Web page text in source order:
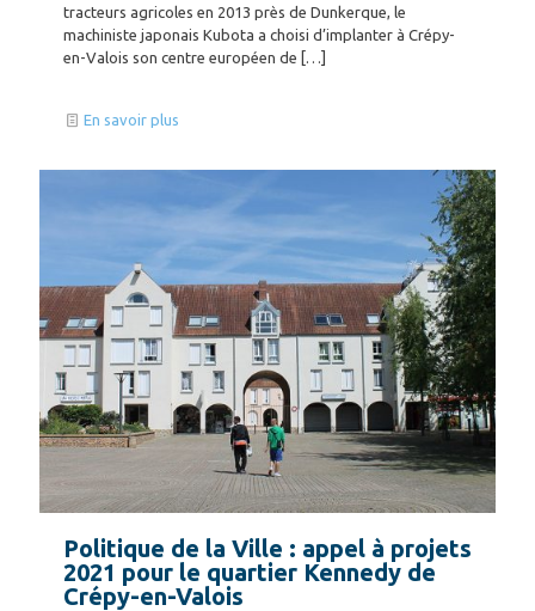
tracteurs agricoles en 2013 près de Dunkerque, le
machiniste japonais Kubota a choisi d’implanter à Crépy-
en-Valois son centre européen de […]
En savoir plus
Politique de la Ville : appel à projets
2021 pour le quartier Kennedy de
Crépy-en-Valois